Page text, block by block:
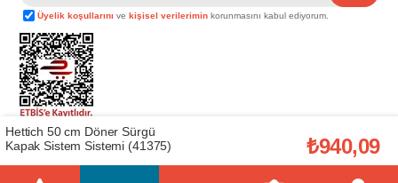
Üyelik koşullarını vekişisel verilerimin korunmasını kabul ediyorum.
Telif Hakkı © 2026Afeks Yapı Market
. Tüm hakları saklıdır.
Bu web sitesindeki tüm ürünler ticari amaçlıdır. Web sitemizde yer alan
görsel ve yazılı içerikler firmamıza ait olup, firmamızın yazılı izni alınmadan
Hettich 50 cm Döner Sürgü
Kapak Sistem Sistemi (41375)
₺940,09